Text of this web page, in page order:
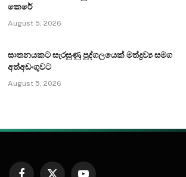
කෙරේ
August 5, 2026
ඝාතනයකට සැරසුණු පුද්ගලයෙක් මත්ද්‍රව්‍ය සමග
අත්අඩංගුවට
August 5, 2026